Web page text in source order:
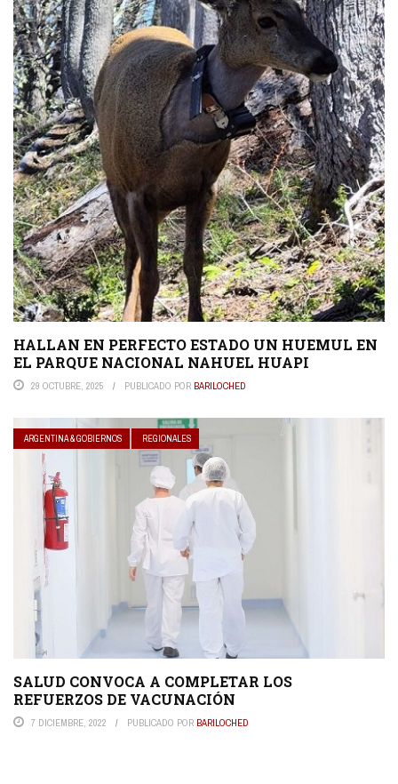
HALLAN EN PERFECTO ESTADO UN HUEMUL EN
EL PARQUE NACIONAL NAHUEL HUAPI
29 OCTUBRE, 2025 PUBLICADO POR BARILOCHED
ARGENTINA & GOBIERNOS REGIONALES
SALUD CONVOCA A COMPLETAR LOS
REFUERZOS DE VACUNACIÓN
7 DICIEMBRE, 2022 PUBLICADO POR BARILOCHED